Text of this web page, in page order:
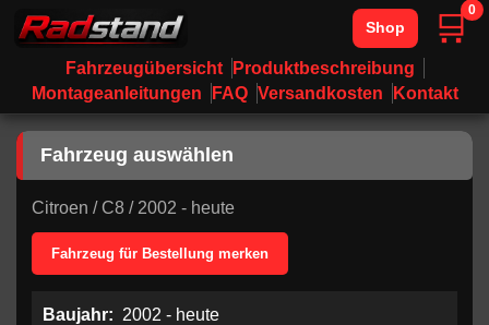
Fahrzeugübersicht
Produktbeschreibung
Montageanleitungen
FAQ Versandkosten Kontakt
Shop 🛒0
Fahrzeug auswählen
Citroen /C8 / 2002 - heute
Fahrzeug für Bestellung merken
Baujahr: 2002 - heute